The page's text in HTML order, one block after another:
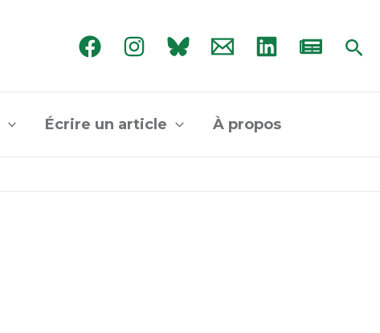
Écrire un article À propos